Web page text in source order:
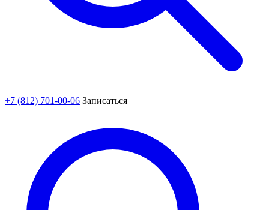
+7 (812) 701-00-06 Записаться